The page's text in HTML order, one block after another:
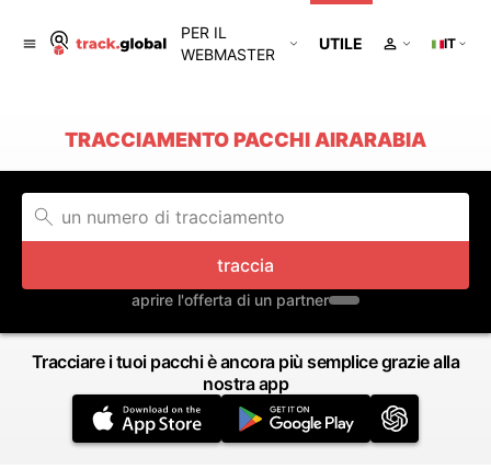
PER IL
WEBMASTER
UTILE IT
TRACCIAMENTO PACCHI AIRARABIA
traccia
aprire l'offerta di un partner
Tracciare i tuoi pacchi è ancora più semplice grazie alla
nostra app